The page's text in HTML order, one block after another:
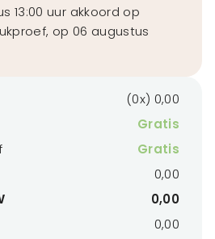
13:00 uur akkoord op
op 06 augustus
(0x) 0,00
Gratis
Gratis
0,00
0,00
0,00